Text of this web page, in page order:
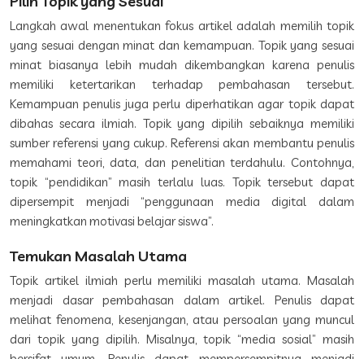
Langkah awal menentukan fokus artikel adalah memilih topik
yang sesuai dengan minat dan kemampuan. Topik yang sesuai
minat biasanya lebih mudah dikembangkan karena penulis
memiliki ketertarikan terhadap pembahasan tersebut.
Kemampuan penulis juga perlu diperhatikan agar topik dapat
dibahas secara ilmiah. Topik yang dipilih sebaiknya memiliki
sumber referensi yang cukup. Referensi akan membantu penulis
memahami teori, data, dan penelitian terdahulu. Contohnya,
topik “pendidikan” masih terlalu luas. Topik tersebut dapat
dipersempit menjadi “penggunaan media digital dalam
meningkatkan motivasi belajar siswa”.
Temukan Masalah Utama
Topik artikel ilmiah perlu memiliki masalah utama. Masalah
menjadi dasar pembahasan dalam artikel. Penulis dapat
melihat fenomena, kesenjangan, atau persoalan yang muncul
dari topik yang dipilih. Misalnya, topik “media sosial” masih